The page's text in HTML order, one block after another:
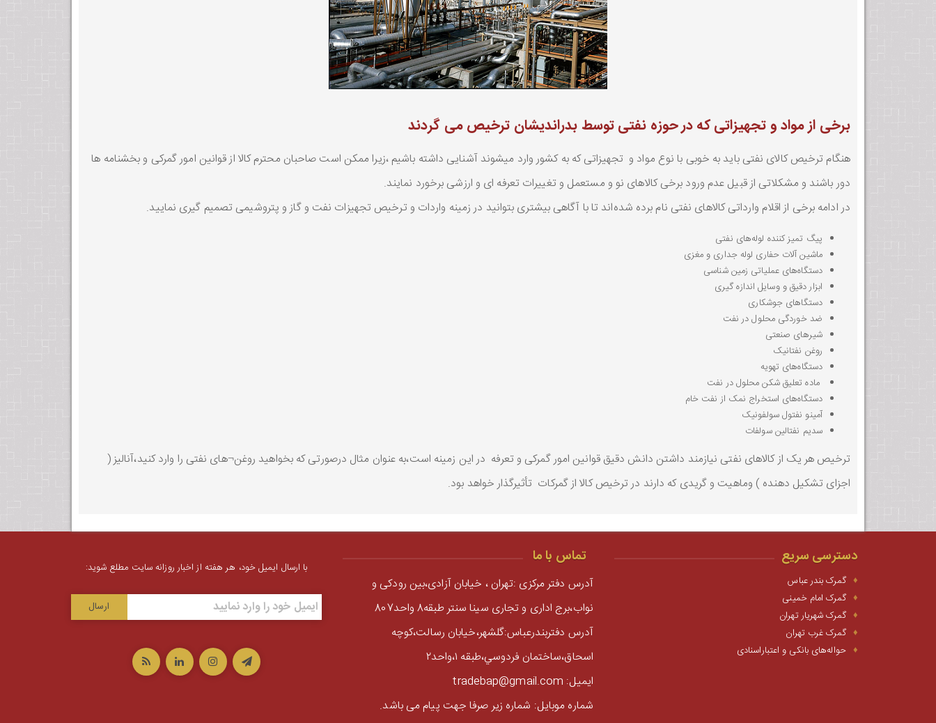
برخی از مواد و تجهیزاتی که در حوزه نفتی توسط بدراندیشان ترخیص می گردند
هنگام ترخیص کالای نفتی باید به خوبی با نوع مواد و تجهیزاتی که به کشور وارد میشوند آشنایی داشته باشیم ،زیرا ممکن است صاحبان محترم کالا از قوانین امور گمرکی و بخشنامه ها
دور باشند و مشکلاتی از قبیل عدم ورود برخی کالاهای نو و مستعمل و تغییرات تعرفه ای و ارزشی برخورد نمایند.
در ادامه برخی از اقلام وارداتی کالاهای نفتی نام برده شده‌اند تا با آگاهی بیشتری بتوانید در زمینه واردات و ترخیص تجهیزات نفت و گاز و پتروشیمی تصمیم گیری نمایید.
پیگ تمیز کننده لوله‌های نفتی
ماشین آلات حفاری لوله جداری و مغزی
دستگاه‌های عملیاتی زمین شناسی
ابزار دقیق و وسایل اندازه گیری
دستگاهای جوشکاری
ضد خوردگی محلول در نفت
شیرهای صنعتی
روغن نفتانیک
دستگاه‌های تهویه
ماده تعلیق شکن محلول در نفت
دستگاه‌های استخراج نمک از نفت خام
آمینو نفتول سولفونیک
سدیم نفتالین سولفات
ترخیص هر یک از کالاهای نفتی نیازمند داشتن دانش دقیق قوانین امور گمرکی و تعرفه در این زمینه است،به عنوان مثال درصورتی که بخواهید روغن¬های نفتی را وارد کنید،آنالیز (
اجزای تشکیل دهنده ) وماهیت و گریدی که دارند در ترخیص کالا از گمرکات تأثیرگذار خواهد بود.
دسترسی سریع
گمرک بندر عباس
گمرک امام خمینی
گمرک شهریار تهران
گمرک غرب تهران
حواله‌های بانکی و اعتباراسنادی
تماس با ما
آدرس دفتر مرکزی :تهران ، خیابان آزادی،بین رودکی و
نواب،برج اداری و تجاری سینا سنتر طبقه8 واحد807
آدرس دفتربندرعباس:گلشهر،خيابان رسالت،كوچه
اسحاق،ساختمان فردوسي،طبقه ١،واحد٢
ایمیل: tradebap@gmail.com
شماره موبایل: شماره زیر صرفا جهت پیام می باشد.
با ارسال ایمیل خود، هر هفته از اخبار روزانه سایت مطلع شوید: